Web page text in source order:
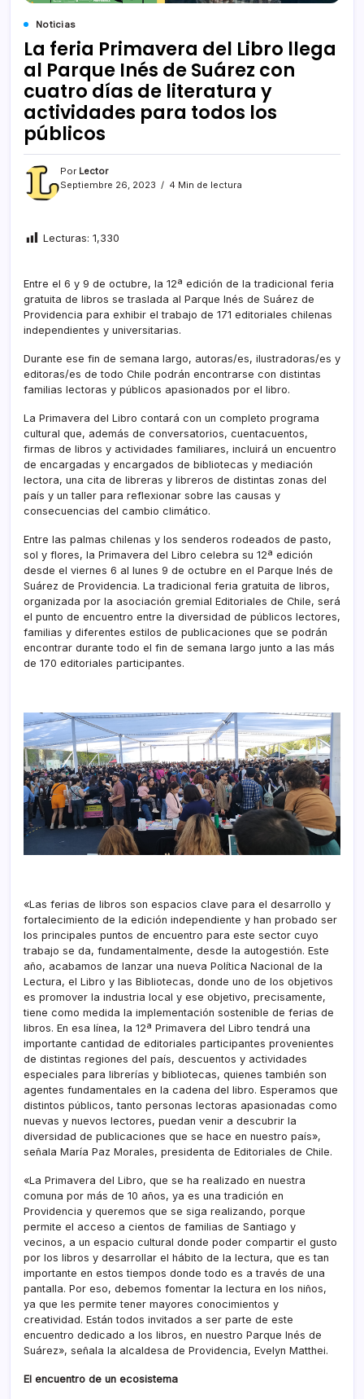
Noticias
La feria Primavera del Libro llega
al Parque Inés de Suárez con
cuatro días de literatura y
actividades para todos los
públicos
Por Lector
Septiembre 26, 2023
4 Min de lectura
Lecturas: 1,330
Entre el 6 y 9 de octubre, la 12ª edición de la tradicional feria
gratuita de libros se traslada al Parque Inés de Suárez de
Providencia para exhibir el trabajo de 171 editoriales chilenas
independientes y universitarias.
Durante ese fin de semana largo, autoras/es, ilustradoras/es y
editoras/es de todo Chile podrán encontrarse con distintas
familias lectoras y públicos apasionados por el libro.
La Primavera del Libro contará con un completo programa
cultural que, además de conversatorios, cuentacuentos,
firmas de libros y actividades familiares, incluirá un encuentro
de encargadas y encargados de bibliotecas y mediación
lectora, una cita de libreras y libreros de distintas zonas del
país y un taller para reflexionar sobre las causas y
consecuencias del cambio climático.
Entre las palmas chilenas y los senderos rodeados de pasto,
sol y flores, la Primavera del Libro celebra su 12ª edición
desde el viernes 6 al lunes 9 de octubre en el Parque Inés de
Suárez de Providencia. La tradicional feria gratuita de libros,
organizada por la asociación gremial Editoriales de Chile, será
el punto de encuentro entre la diversidad de públicos lectores,
familias y diferentes estilos de publicaciones que se podrán
encontrar durante todo el fin de semana largo junto a las más
de 170 editoriales participantes.
«Las ferias de libros son espacios clave para el desarrollo y
fortalecimiento de la edición independiente y han probado ser
los principales puntos de encuentro para este sector cuyo
trabajo se da, fundamentalmente, desde la autogestión. Este
año, acabamos de lanzar una nueva Política Nacional de la
Lectura, el Libro y las Bibliotecas, donde uno de los objetivos
es promover la industria local y ese objetivo, precisamente,
tiene como medida la implementación sostenible de ferias de
libros. En esa línea, la 12ª Primavera del Libro tendrá una
importante cantidad de editoriales participantes provenientes
de distintas regiones del país, descuentos y actividades
especiales para librerías y bibliotecas, quienes también son
agentes fundamentales en la cadena del libro. Esperamos que
distintos públicos, tanto personas lectoras apasionadas como
nuevas y nuevos lectores, puedan venir a descubrir la
diversidad de publicaciones que se hace en nuestro país»,
señala María Paz Morales, presidenta de Editoriales de Chile.
«La Primavera del Libro, que se ha realizado en nuestra
comuna por más de 10 años, ya es una tradición en
Providencia y queremos que se siga realizando, porque
permite el acceso a cientos de familias de Santiago y
vecinos, a un espacio cultural donde poder compartir el gusto
por los libros y desarrollar el hábito de la lectura, que es tan
importante en estos tiempos donde todo es a través de una
pantalla. Por eso, debemos fomentar la lectura en los niños,
ya que les permite tener mayores conocimientos y
creatividad. Están todos invitados a ser parte de este
encuentro dedicado a los libros, en nuestro Parque Inés de
Suárez», señala la alcaldesa de Providencia, Evelyn Matthei.
El encuentro de un ecosistema